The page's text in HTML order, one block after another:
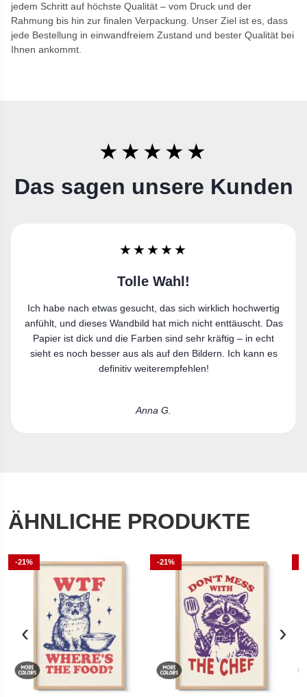
jedem Schritt auf höchste Qualität – vom Druck und der
Rahmung bis hin zur finalen Verpackung. Unser Ziel ist es, dass
jede Bestellung in einwandfreiem Zustand und bester Qualität bei
Ihnen ankommt.
★★★★★
Das sagen unsere Kunden
★★★★★
Sehr zufrieden
Ich bin sehr zufrieden. Der Leinwanddruck gefällt mir richtig
gut und passt perfekt in meine Wohnung.
Laura R.
ÄHNLICHE PRODUKTE
‹
-21% -21%
›